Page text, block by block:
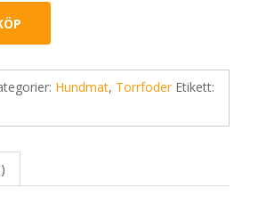
Hundmat, Torrfoder Etikett: